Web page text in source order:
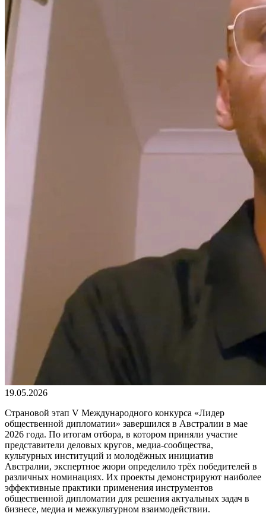
19.05.2026
Страновой этап V Международного конкурса «Лидер
общественной дипломатии» завершился в Австралии в мае
2026 года. По итогам отбора, в котором приняли участие
представители деловых кругов, медиа-сообщества,
культурных институций и молодёжных инициатив
Австралии, экспертное жюри определило трёх победителей в
различных номинациях. Их проекты демонстрируют наиболее
эффективные практики применения инструментов
общественной дипломатии для решения актуальных задач в
бизнесе, медиа и межкультурном взаимодействии.